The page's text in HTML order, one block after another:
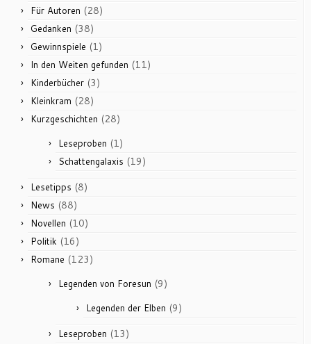
Für Autoren (28)
Gedanken (38)
Gewinnspiele (1)
In den Weiten gefunden (11)
Kinderbücher (3)
Kleinkram (28)
Kurzgeschichten (28)
Leseproben (1)
Schattengalaxis (19)
Lesetipps (8)
News (88)
Novellen (10)
Politik (16)
Romane (123)
Legenden von Foresun (9)
Legenden der Elben (9)
Leseproben (13)